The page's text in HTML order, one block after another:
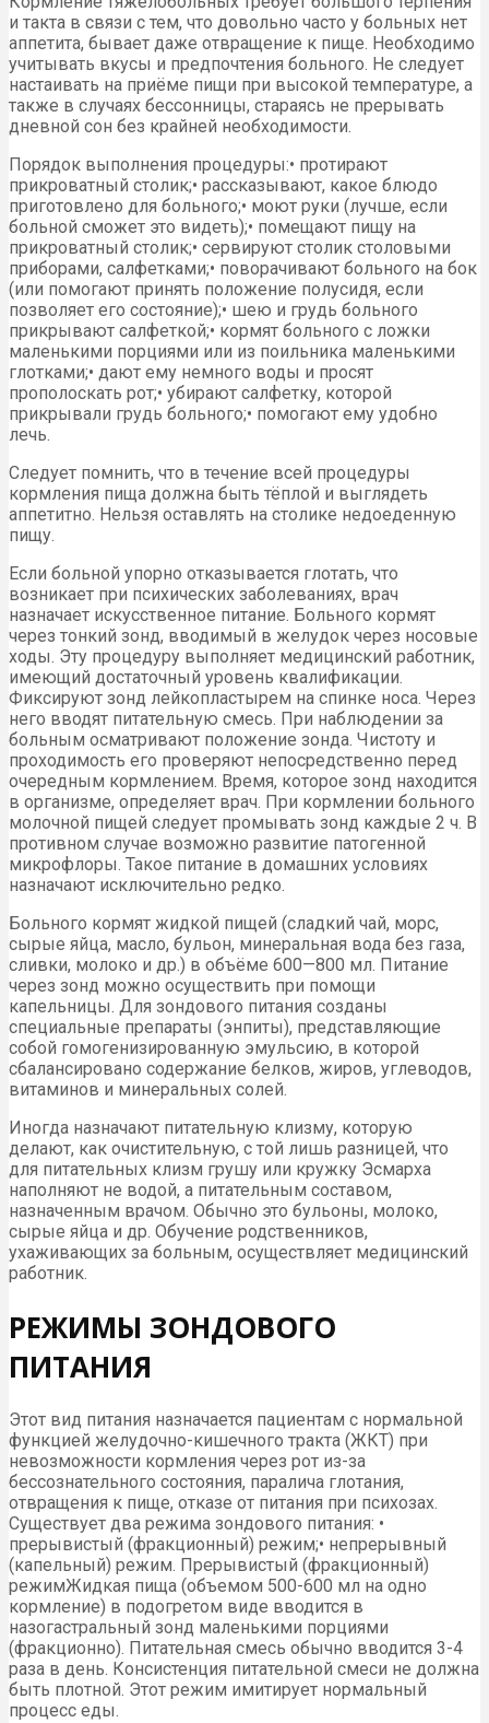
и такта в связи с тем, что довольно часто у больных нет
аппетита, бывает даже отвращение к пище. Необходимо
учитывать вкусы и предпочтения больного. Не следует
настаивать на приёме пищи при высокой температуре, а
также в случаях бессонницы, стараясь не прерывать
дневной сон без крайней необходимости.
Порядок выполнения процедуры:• протирают
прикроватный столик;• рассказывают, какое блюдо
приготовлено для больного;• моют руки (лучше, если
больной сможет это видеть);• помещают пищу на
прикроватный столик;• сервируют столик столовыми
приборами, салфетками;• поворачивают больного на бок
(или помогают принять положение полусидя, если
позволяет его состояние);• шею и грудь больного
прикрывают салфеткой;• кормят больного с ложки
маленькими порциями или из поильника маленькими
глотками;• дают ему немного воды и просят
прополоскать рот;• убирают салфетку, которой
прикрывали грудь больного;• помогают ему удобно
лечь.
Следует помнить, что в течение всей процедуры
кормления пища должна быть тёплой и выглядеть
аппетитно. Нельзя оставлять на столике недоеденную
пищу.
Если больной упорно отказывается глотать, что
возникает при психических заболеваниях, врач
назначает искусственное питание. Больного кормят
через тонкий зонд, вводимый в желудок через носовые
ходы. Эту процедуру выполняет медицинский работник,
имеющий достаточный уровень квалификации.
Фиксируют зонд лейкопластырем на спинке носа. Через
него вводят питательную смесь. При наблюдении за
больным осматривают положение зонда. Чистоту и
проходимость его проверяют непосредственно перед
очередным кормлением. Время, которое зонд находится
в организме, определяет врач. При кормлении больного
молочной пищей следует промывать зонд каждые 2 ч. В
противном случае возможно развитие патогенной
микрофлоры. Такое питание в домашних условиях
назначают исключительно редко.
Больного кормят жидкой пищей (сладкий чай, морс,
сырые яйца, масло, бульон, минеральная вода без газа,
сливки, молоко и др.) в объёме 600—800 мл. Питание
через зонд можно осуществить при помощи
капельницы. Для зондового питания созданы
специальные препараты (энпиты), представляющие
собой гомогенизированную эмульсию, в которой
сбалансировано содержание белков, жиров, углеводов,
витаминов и минеральных солей.
Иногда назначают питательную клизму, которую
делают, как очистительную, с той лишь разницей, что
для питательных клизм грушу или кружку Эсмарха
наполняют не водой, а питательным составом,
назначенным врачом. Обычно это бульоны, молоко,
сырые яйца и др. Обучение родственников,
ухаживающих за больным, осуществляет медицинский
работник.
РЕЖИМЫ ЗОНДОВОГО
ПИТАНИЯ
Этот вид питания назначается пациентам с нормальной
функцией желудочно-кишечного тракта (ЖКТ) при
невозможности кормления через рот из-за
бессознательного состояния, паралича глотания,
отвращения к пище, отказе от питания при психозах.
Существует два режима зондового питания: •
прерывистый (фракционный) режим;• непрерывный
(капельный) режим. Прерывистый (фракционный)
режимЖидкая пища (объемом 500-600 мл на одно
кормление) в подогретом виде вводится в
назогастральный зонд маленькими порциями
(фракционно). Питательная смесь обычно вводится 3-4
раза в день. Консистенция питательной смеси не должна
быть плотной. Этот режим имитирует нормальный
процесс еды.